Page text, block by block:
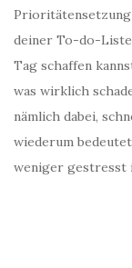
Prioritätensetzung
deiner To-do-Liste
Tag schaffen
was wirklich
nämlich dabei,
wiederum
weniger gestresst